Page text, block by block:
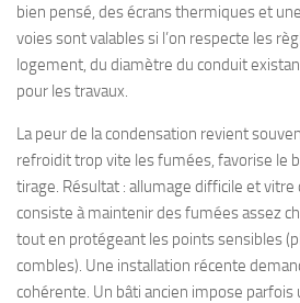
bien pensé, des écrans thermiques et
voies sont valables si l’on respecte les
logement, du diamètre du conduit
pour les travaux.
La peur de la condensation revient
refroidit trop vite les fumées, favorise le
tirage. Résultat : allumage difficile et vitre
consiste à maintenir des fumées assez
tout en protégeant les points sensibles
combles). Une installation récente
cohérente. Un bâti ancien impose parfois